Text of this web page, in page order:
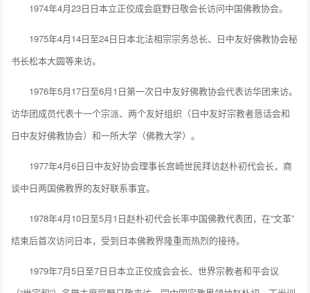
1974年4月23日日本立正佼成会庭野日敬会长访问中国佛教协会。
1975年4月14日至24日日本北法相宗宗务总长、日中友好佛教协会秘
书长松本大圆等来访。
1976年5月17日至6月1日第一次日中友好佛教协会代表访华团来访。
访华团成员代表十一个宗派、两个友好组织（日中友好宗教者恳话会和
日中友好佛教协会）和一所大学（佛教大学）。
1977年4月6日日中友好协会理事长宫崎世民拜访赵朴初代会长，商
谈中日两国佛教界的友好联系事宜。
1978年4月10日至5月1日赵朴初代会长率中国佛教代表团，在“文革”
结束后首次访问日本，受到日本佛教界隆重而热烈的接待。
1979年7月5日至7日日本立正佼成会会长、世界宗教者和平会议